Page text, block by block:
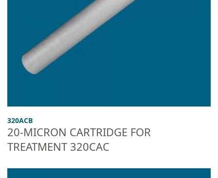
320ACB
20-MICRON CARTRIDGE FOR
TREATMENT 320CAC